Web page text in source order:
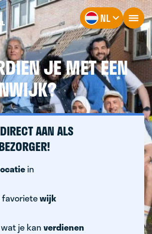
NL
JE MET EEN
AAN ALS
in
favorietewijk
je kanverdienen